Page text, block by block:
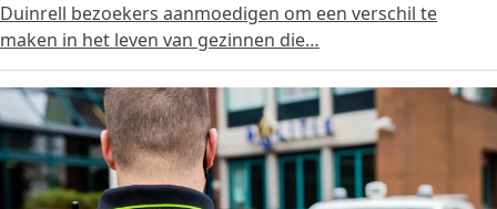
Duinrell bezoekers aanmoedigen om een verschil te
maken in het leven van gezinnen die…